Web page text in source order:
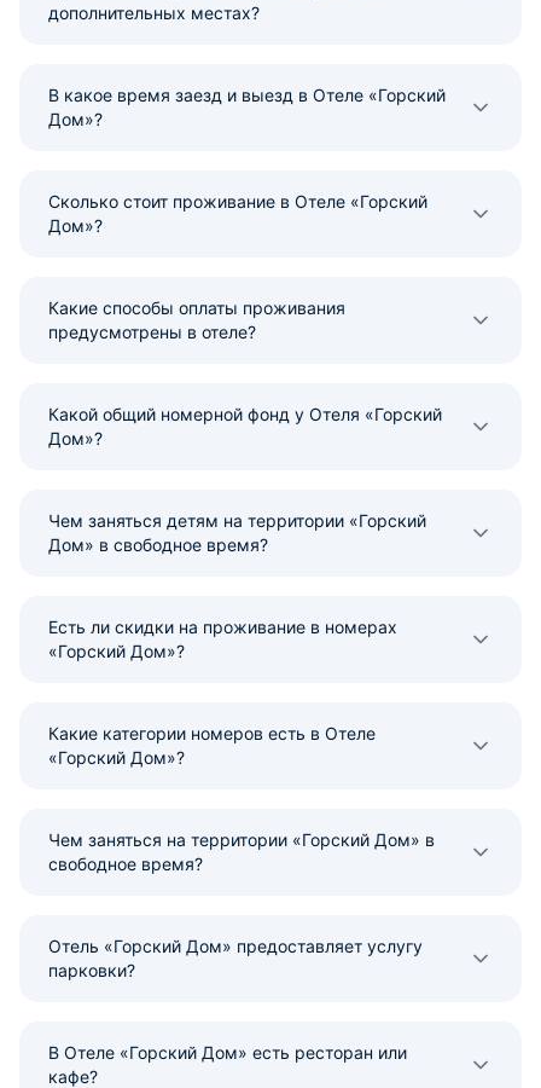
дополнительных местах?
В какое время заезд и выезд в Отеле «Горский
Дом»?
Сколько стоит проживание в Отеле «Горский
Дом»?
Какие способы оплаты проживания
предусмотрены в отеле?
Какой общий номерной фонд у Отеля «Горский
Дом»?
Чем заняться детям на территории «Горский
Дом» в свободное время?
Есть ли скидки на проживание в номерах
«Горский Дом»?
Какие категории номеров есть в Отеле
«Горский Дом»?
Чем заняться на территории «Горский Дом» в
свободное время?
Отель «Горский Дом» предоставляет услугу
парковки?
В Отеле «Горский Дом» есть ресторан или
кафе?